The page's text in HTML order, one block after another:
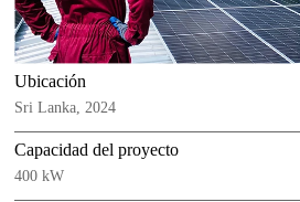
Ubicación
Sri Lanka, 2024
Capacidad del proyecto
400 kW